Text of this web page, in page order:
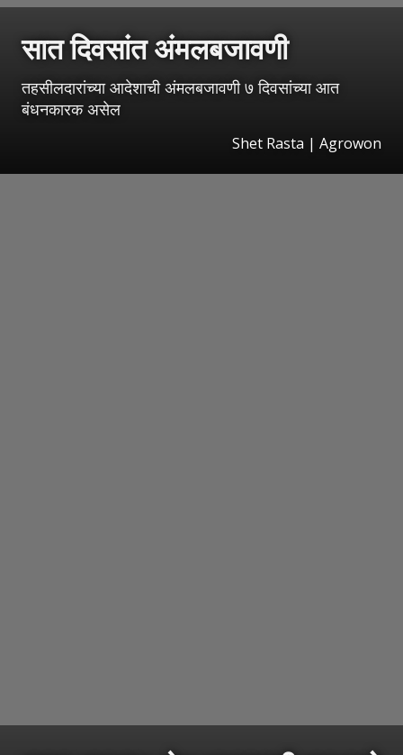
सात दिवसांत अंमलबजावणी
तहसीलदारांच्या आदेशाची अंमलबजावणी ७ दिवसांच्या आत
बंधनकारक असेल
Shet Rasta | Agrowon